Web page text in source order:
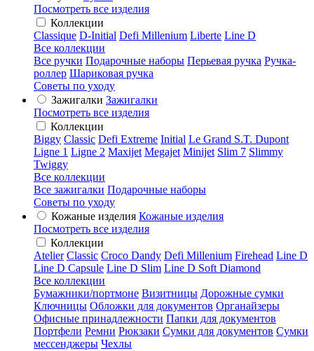
Посмотреть все изделия
Коллекции
Classique D-Initial Defi Millenium Liberte Line D
Все коллекции
Все ручки Подарочные наборы Перьевая ручка Ручка-
роллер Шариковая ручка
Советы по уходу
Зажигалки Зажигалки
Посмотреть все изделия
Коллекции
Biggy Classic Defi Extreme Initial Le Grand S.T. Dupont
Ligne 1 Ligne 2 Maxijet Megajet Minijet Slim 7 Slimmy
Twiggy
Все коллекции
Все зажигалки Подарочные наборы
Советы по уходу
Кожаные изделия Кожаные изделия
Посмотреть все изделия
Коллекции
Atelier Classic Croco Dandy Defi Millenium Firehead Line D
Line D Capsule Line D Slim Line D Soft Diamond
Все коллекции
Бумажники/портмоне Визитницы Дорожные сумки
Ключницы Обложки для документов Органайзеры
Офисные принадлежности Папки для документов
Портфели Ремни Рюкзаки Сумки для документов Сумки
мессенджеры Чехлы